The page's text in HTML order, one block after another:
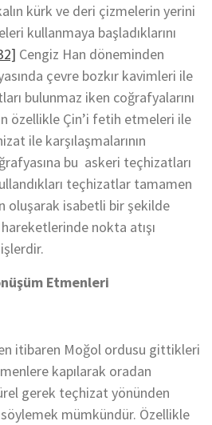
kürk ve deri çizmelerin yerini
kullanmaya başladıklarını
Cengiz Han döneminden
çevre bozkır kavimleri ile
bulunmaz iken coğrafyalarını
özellikle Çin’i fetih etmeleri ile
ile karşılaşmalarının
bu askeri teçhizatları
teçhizatlar tamamen
oluşarak isabetli bir şekilde
nokta atışı
Etmenleri
itibaren Moğol ordusu gittikleri
kapılarak oradan
gerek teçhizat yönünden
söylemek mümkündür. Özellikle